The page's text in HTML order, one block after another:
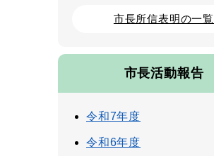
市長所信表明の一覧
市長活動報告
令和7年度
令和6年度